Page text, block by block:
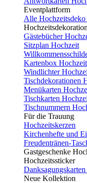
Eventplattform
Alle
Gästebücher
Sitzplan Hochzeit
Kartenbox Hochzeit
Windlichter
Tischdekorationen
Menükarten
Tischkarten
Tischnummern
Für die Trauung
Hochzeitskerzen
Kirchenhefte und
Freudentränen-
Gastgeschenke
Hochzeitssticker
Neue Kollektion